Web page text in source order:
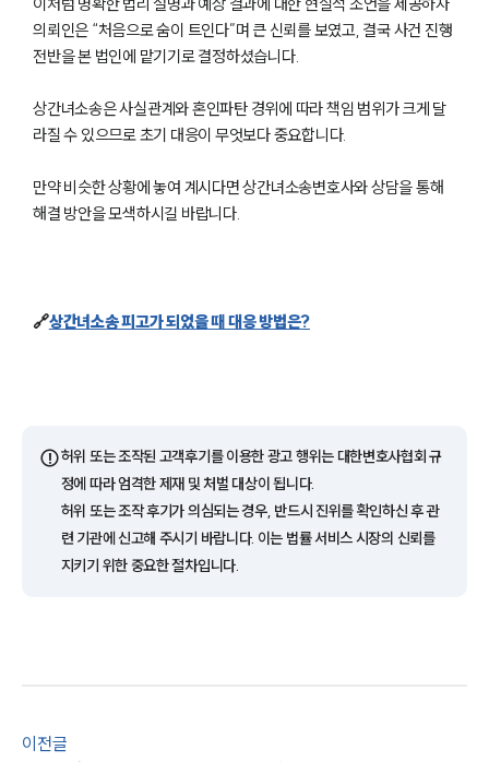
부소개
부소개
대륜의 강점
통합검색
AI대륜
이혼 주요 업무사례
사례분석/최신동향
이혼 법률정보
법률지식인
이혼소송·상담후기
이처럼 명확한 법리 설명과 예상 결과에 대한 현실적 조언을 제공하자
의뢰인은 “처음으로 숨이 트인다”며 큰 신뢰를 보였고, 결국 사건 진행
전반을 본 법인에 맡기기로 결정하셨습니다.
상간녀소송은 사실관계와 혼인파탄 경위에 따라 책임 범위가 크게 달
라질 수 있으므로 초기 대응이 무엇보다 중요합니다.
만약 비슷한 상황에 놓여 계시다면 상간녀소송변호사와 상담을 통해
해결 방안을 모색하시길 바랍니다.
🔗상간녀소송 피고가 되었을 때 대응 방법은?
⚠️허위 또는 조작된 고객후기를 이용한 광고 행위는 대한변호사협회 규
정에 따라 엄격한 제재 및 처벌 대상이 됩니다.
허위 또는 조작 후기가 의심되는 경우, 반드시 진위를 확인하신 후 관
련 기관에 신고해 주시기 바랍니다. 이는 법률 서비스 시장의 신뢰를
지키기 위한 중요한 절차입니다.
이전글